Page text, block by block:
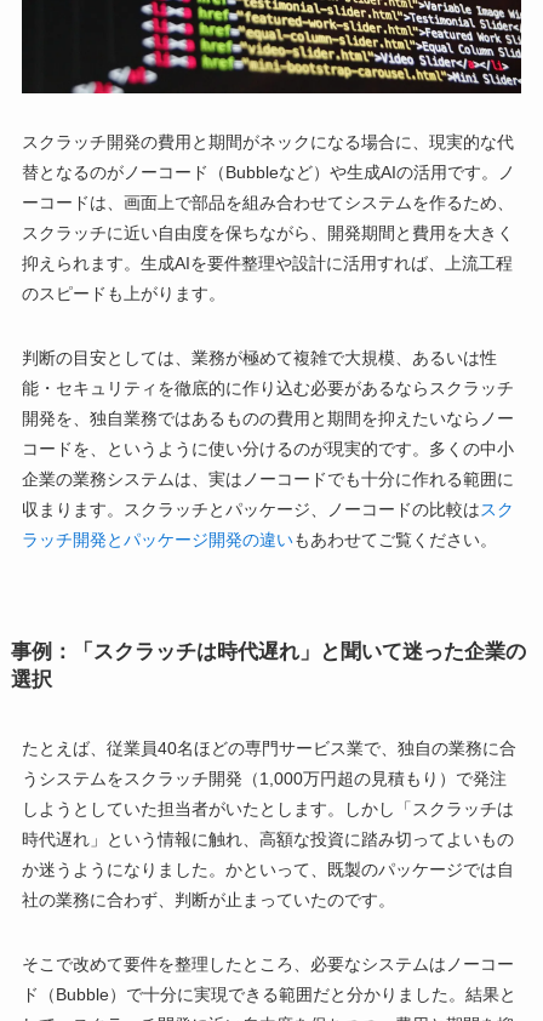
スクラッチ開発の費用と期間がネックになる場合に、現実的な代
替となるのがノーコード（Bubbleなど）や生成AIの活用です。ノ
ーコードは、画面上で部品を組み合わせてシステムを作るため、
スクラッチに近い自由度を保ちながら、開発期間と費用を大きく
抑えられます。生成AIを要件整理や設計に活用すれば、上流工程
のスピードも上がります。
判断の目安としては、業務が極めて複雑で大規模、あるいは性
能・セキュリティを徹底的に作り込む必要があるならスクラッチ
開発を、独自業務ではあるものの費用と期間を抑えたいならノー
コードを、というように使い分けるのが現実的です。多くの中小
企業の業務システムは、実はノーコードでも十分に作れる範囲に
収まります。スクラッチとパッケージ、ノーコードの比較はスク
ラッチ開発とパッケージ開発の違いもあわせてご覧ください。
事例：「スクラッチは時代遅れ」と聞いて迷った企業の
選択
たとえば、従業員40名ほどの専門サービス業で、独自の業務に合
うシステムをスクラッチ開発（1,000万円超の見積もり）で発注
しようとしていた担当者がいたとします。しかし「スクラッチは
時代遅れ」という情報に触れ、高額な投資に踏み切ってよいもの
か迷うようになりました。かといって、既製のパッケージでは自
社の業務に合わず、判断が止まっていたのです。
そこで改めて要件を整理したところ、必要なシステムはノーコー
ド（Bubble）で十分に実現できる範囲だと分かりました。結果と